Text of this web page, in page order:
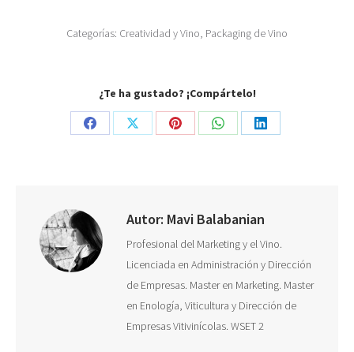
Categorías: Creatividad y Vino, Packaging de Vino
¿Te ha gustado? ¡Compártelo!
Share
Share
Share
Share
Share
Autor: Mavi Balabanian
Profesional del Marketing y el Vino.
Licenciada en Administración y Dirección
de Empresas. Master en Marketing. Master
en Enología, Viticultura y Dirección de
Empresas Vitivinícolas. WSET 2